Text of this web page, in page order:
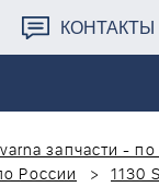
КОНТАКТЫ
запчасти -
России
1130